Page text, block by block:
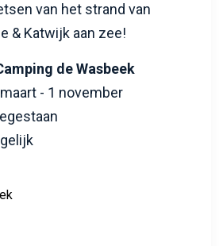
van het strand van
& Katwijk aan zee!
de Wasbeek
- 1 november